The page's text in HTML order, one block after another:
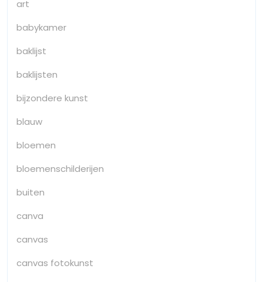
art
babykamer
baklijst
baklijsten
bijzondere kunst
blauw
bloemen
bloemenschilderijen
buiten
canva
canvas
canvas fotokunst